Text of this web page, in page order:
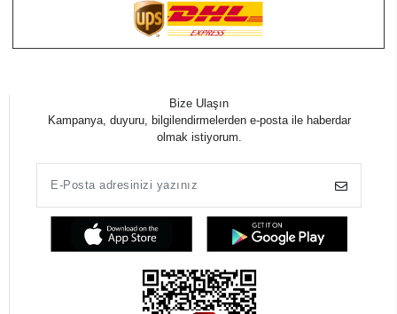
Bize Ulaşın
Kampanya, duyuru, bilgilendirmelerden e-posta ile haberdar
olmak istiyorum.